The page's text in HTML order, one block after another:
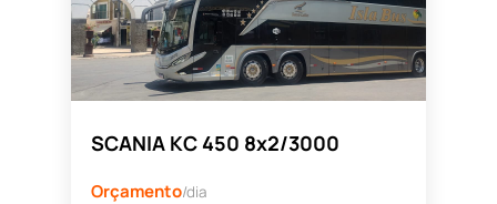
SCANIA KC 450 8x2/3000
Orçamento/dia